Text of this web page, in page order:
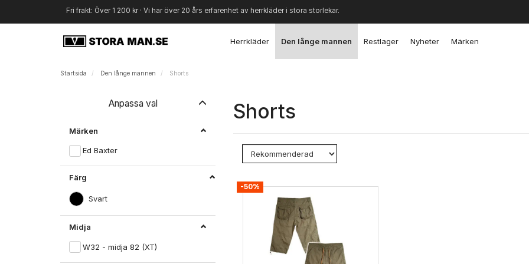
Fri frakt: Över 1 200 kr · Vi har över 20 års erfarenhet av herrkläder i stora storlekar.
Herrkläder Den långe mannen Restlager Nyheter Märken
Startsida Den långe mannen Shorts
Anpassa val
filtret
Märken
Ed Baxter
Färg
Svart
Midja
W32 - midja 82 (XT)
Shorts
-50%